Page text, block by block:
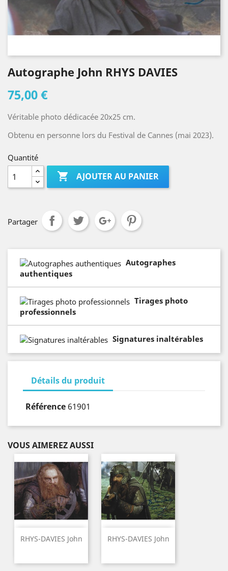
Autographe John RHYS DAVIES
75,00 €
Véritable photo dédicacée 20x25 cm.
Obtenu en personne lors du Festival de Cannes (mai 2023).
Quantité
 AJOUTER AU PANIER
Partager
Autographes
authentiques
Tirages photo
professionnels
Signatures inaltérables
Détails du produit
Référence 61901
VOUS AIMEREZ AUSSI
RHYS-DAVIES John RHYS-DAVIES John